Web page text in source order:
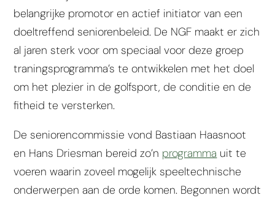
belangrijke promotor en actief initiator van een
doeltreffend seniorenbeleid. De NGF maakt er zich
al jaren sterk voor om speciaal voor deze groep
traningsprogramma’s te ontwikkelen met het doel
om het plezier in de golfsport, de conditie en de
fitheid te versterken.
De seniorencommissie vond Bastiaan Haasnoot
en Hans Driesman bereid zo’n programma uit te
voeren waarin zoveel mogelijk speeltechnische
onderwerpen aan de orde komen. Begonnen wordt